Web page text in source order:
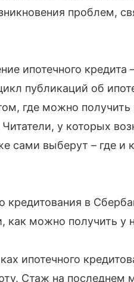
проблем,
ипотечного кредита
публикаций об
где можно получить
у которых
сами выберут – где и
кредитования в
как можно получить у
ипотечного
Стаж на последнем